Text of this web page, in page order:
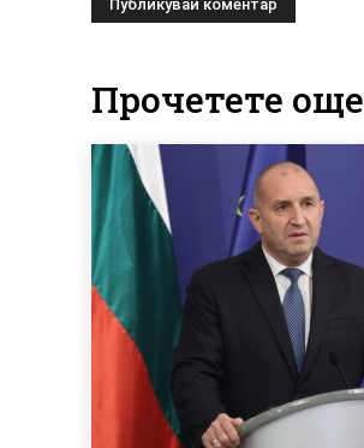
Прочетете още